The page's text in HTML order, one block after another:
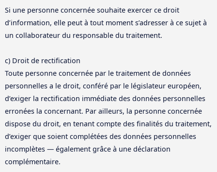
Si une personne concernée souhaite exercer ce droit
d’information, elle peut à tout moment s’adresser à ce sujet à
un collaborateur du responsable du traitement.
c) Droit de rectification
Toute personne concernée par le traitement de données
personnelles a le droit, conféré par le législateur européen,
d’exiger la rectification immédiate des données personnelles
erronées la concernant. Par ailleurs, la personne concernée
dispose du droit, en tenant compte des finalités du traitement,
d’exiger que soient complétées des données personnelles
incomplètes — également grâce à une déclaration
complémentaire.